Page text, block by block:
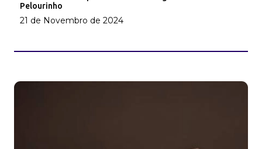
Pelourinho
21 de Novembro de 2024